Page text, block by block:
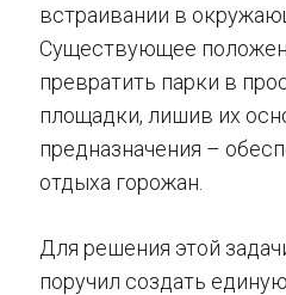
встраивании в
Существующее
превратить парки в
площадки, лишив их
предназначения –
отдыха горожан.
Для решения этой
поручил создать